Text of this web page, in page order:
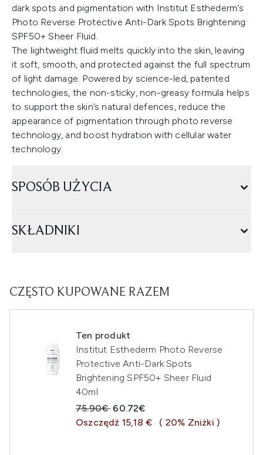
dark spots and pigmentation with Institut Esthederm's
Photo Reverse Protective Anti-Dark Spots Brightening
SPF50+ Sheer Fluid.
The lightweight fluid melts quickly into the skin, leaving
it soft, smooth, and protected against the full spectrum
of light damage. Powered by science-led, patented
technologies, the non-sticky, non-greasy formula helps
to support the skin’s natural defences, reduce the
appearance of pigmentation through photo reverse
technology, and boost hydration with cellular water
technology.
SPOSÓB UŻYCIA
SKŁADNIKI
CZĘSTO KUPOWANE RAZEM
Ten produkt
Institut Esthederm Photo Reverse
Protective Anti-Dark Spots
Brightening SPF50+ Sheer Fluid
40ml
Sugerowana cena detaliczna:
75.90€ Aktualna cena:
60.72€
Oszczędź 15,18 €
( 20% Zniżki )